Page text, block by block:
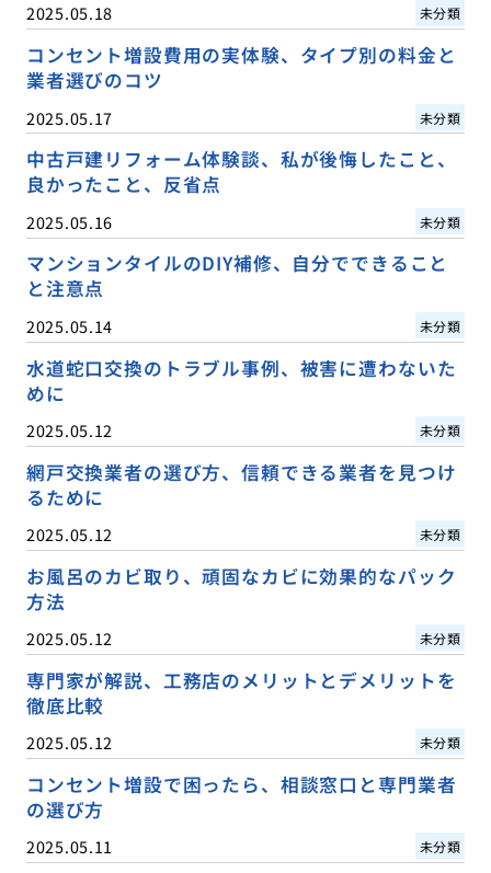
2025.05.18 未分類
コンセント増設費用の実体験、タイプ別の料金と
業者選びのコツ
2025.05.17 未分類
中古戸建リフォーム体験談、私が後悔したこと、
良かったこと、反省点
2025.05.16 未分類
マンションタイルのDIY補修、自分でできること
と注意点
2025.05.14 未分類
水道蛇口交換のトラブル事例、被害に遭わないた
めに
2025.05.12 未分類
網戸交換業者の選び方、信頼できる業者を見つけ
るために
2025.05.12 未分類
お風呂のカビ取り、頑固なカビに効果的なパック
方法
2025.05.12 未分類
専門家が解説、工務店のメリットとデメリットを
徹底比較
2025.05.12 未分類
コンセント増設で困ったら、相談窓口と専門業者
の選び方
2025.05.11 未分類